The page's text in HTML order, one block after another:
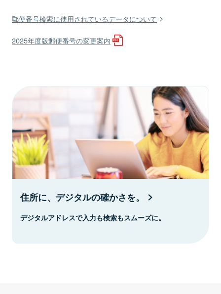
郵便番号検索に使用されているデータについて
2025年度版郵便番号の変更案内
住所に、デジタルの確かさを。
デジタルアドレスで入力も検索もスムーズに。